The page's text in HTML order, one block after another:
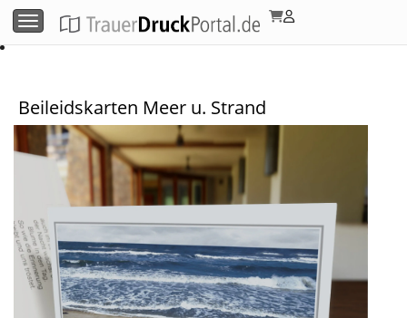
Menü umschalten
Beileidskarten Meer u. Strand